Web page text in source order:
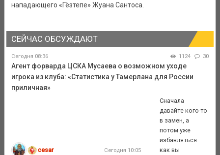
нападающего «Гёзтепе» Жуана Сантоса.
СЕЙЧАС ОБСУЖДАЮТ
Сегодня 08:36 1124 30
Агент форварда ЦСКА Мусаева о возможном уходе
игрока из клуба: «Статистика у Тамерлана для России
приличная»
cesar Сегодня 10:05
Сначала
давайте кого-то
в замен, а
потом уже
избавляться
как вы